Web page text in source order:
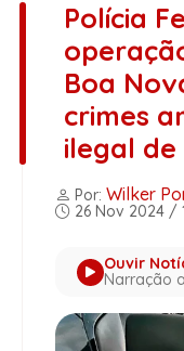
Polícia
Boa
crimes
ilegal
Por: Wilker
26 Nov 2024 /
Ouvir
Narração